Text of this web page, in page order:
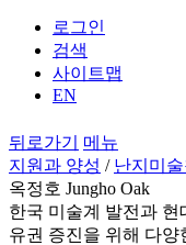
로그인
검색
사이트맵
EN
뒤로가기
메뉴
지원과 양성 / 난지미
옥정호 Jungho Oak
한국 미술계 발전과
유권 증진을 위해 다